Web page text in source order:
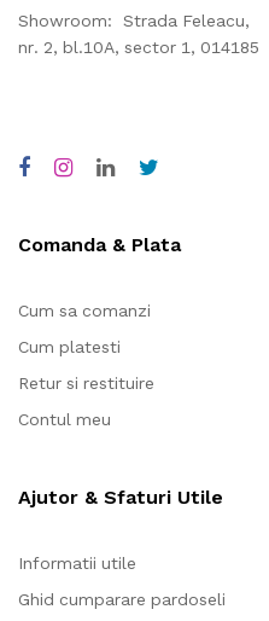
Showroom: Strada Feleacu,
nr. 2, bl.10A, sector 1, 014185
Comanda & Plata
Cum sa comanzi
Cum platesti
Retur si restituire
Contul meu
Ajutor & Sfaturi Utile
Informatii utile
Ghid cumparare pardoseli